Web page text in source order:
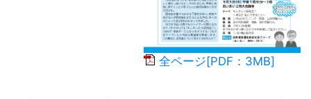
全ページ[PDF：3MB]